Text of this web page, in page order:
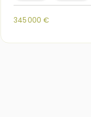
345 000 €